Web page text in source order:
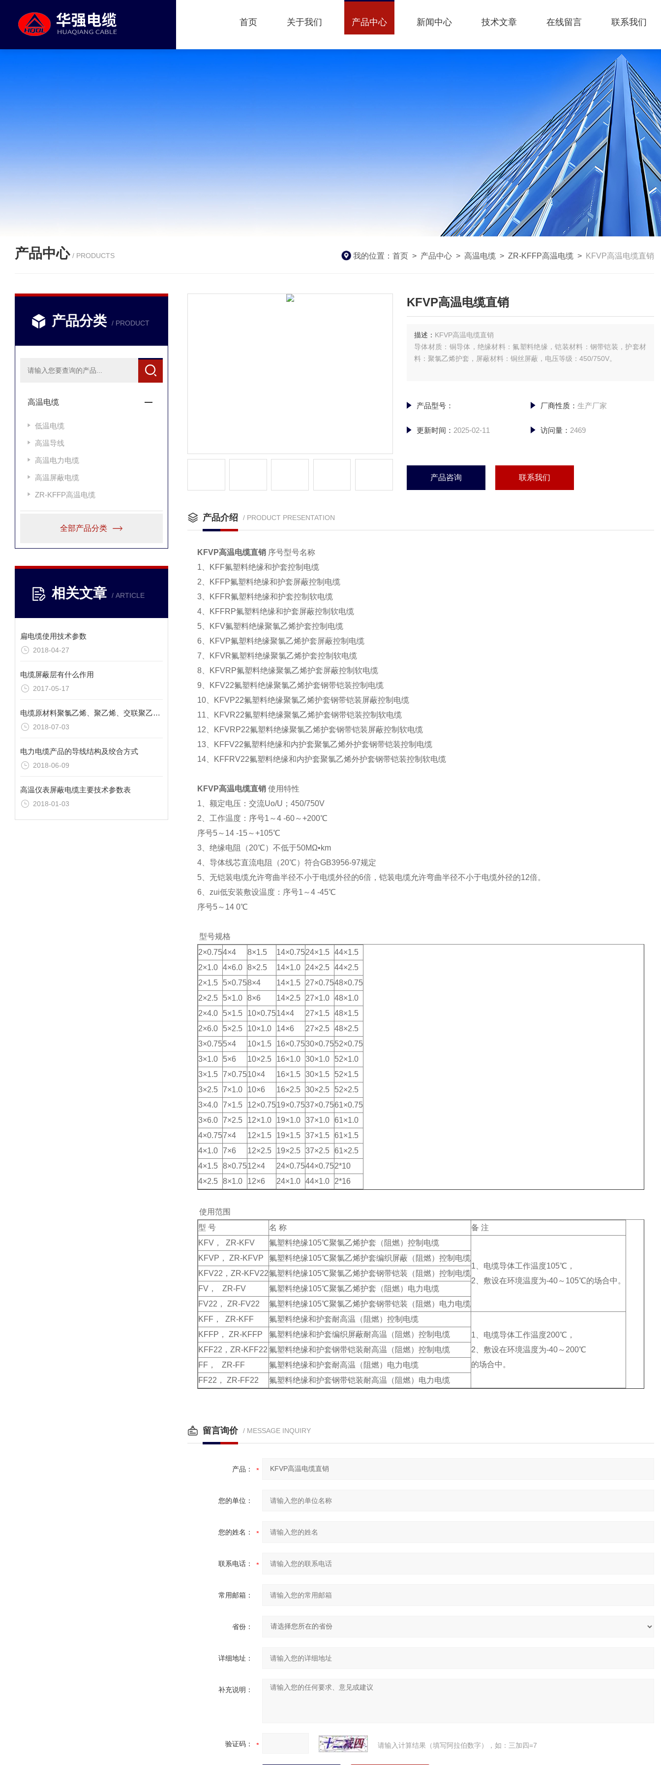
首页 关于我们 产品中心 新闻中心 技术文章 在线留言 联系我们
产品中心 / PRODUCTS 我的位置： 首页 > 产品中心 > 高温电缆 > ZR-KFFP高温电缆 > KFVP高温电缆直销
产品分类 / PRODUCT
高温电缆
低温电缆
高温导线
高温电力电缆
高温屏蔽电缆
ZR-KFFP高温电缆
全部产品分类
相关文章 / ARTICLE
扁电缆使用技术参数
2018-04-27
电缆屏蔽层有什么作用
2017-05-17
电缆原材料聚氯乙烯、聚乙烯、交联聚乙烯三者的区别
2018-07-03
电力电缆产品的导线结构及绞合方式
2018-06-09
高温仪表屏蔽电缆主要技术参数表
2018-01-03
KFVP高温电缆直销
描述： KFVP高温电缆直销
导体材质：铜导体，绝缘材料：氟塑料绝缘，铠装材料：钢带铠装，护套材
料：聚氯乙烯护套，屏蔽材料：铜丝屏蔽，电压等级：450/750V。
产品型号： 厂商性质： 生产厂家
更新时间： 2025-02-11 访问量： 2469
产品咨询 联系我们
产品介绍 / PRODUCT PRESENTATION
KFVP高温电缆直销 序号型号名称
1、KFF氟塑料绝缘和护套控制电缆
2、KFFP氟塑料绝缘和护套屏蔽控制电缆
3、KFFR氟塑料绝缘和护套控制软电缆
4、KFFRP氟塑料绝缘和护套屏蔽控制软电缆
5、KFV氟塑料绝缘聚氯乙烯护套控制电缆
6、KFVP氟塑料绝缘聚氯乙烯护套屏蔽控制电缆
7、KFVR氟塑料绝缘聚氯乙烯护套控制软电缆
8、KFVRP氟塑料绝缘聚氯乙烯护套屏蔽控制软电缆
9、KFV22氟塑料绝缘聚氯乙烯护套钢带铠装控制电缆
10、KFVP22氟塑料绝缘聚氯乙烯护套钢带铠装屏蔽控制电缆
11、KFVR22氟塑料绝缘聚氯乙烯护套钢带铠装控制软电缆
12、KFVRP22氟塑料绝缘聚氯乙烯护套钢带铠装屏蔽控制软电缆
13、KFFV22氟塑料绝缘和内护套聚氯乙烯外护套钢带铠装控制电缆
14、KFFRV22氟塑料绝缘和内护套聚氯乙烯外护套钢带铠装控制软电缆
KFVP高温电缆直销 使用特性
1、额定电压：交流Uo/U；450/750V
2、工作温度：序号1～4 -60～+200℃
序号5～14 -15～+105℃
3、绝缘电阻（20℃）不低于50MΩ•km
4、导体线芯直流电阻（20℃）符合GB3956-97规定
5、无铠装电缆允许弯曲半径不小于电缆外径的6倍，铠装电缆允许弯曲半径不小于电缆外径的12倍。
6、zui低安装敷设温度：序号1～4 -45℃
序号5～14 0℃
型号规格
2×0.754×4 8×1.5 14×0.7524×1.5 44×1.5
2×1.0 4×6.0 8×2.5 14×1.0 24×2.5 44×2.5
2×1.5
5×0.758×4 14×1.5 27×0.7548×0.75
2×2.5
5×1.0 8×6 14×2.5 27×1.0 48×1.0
2×4.0
5×1.5 10×0.7514×4 27×1.5 48×1.5
2×6.0
5×2.5 10×1.0 14×6 27×2.5 48×2.5
3×0.755×4 10×1.5 16×0.7530×0.7552×0.75
3×1.0
5×6 10×2.5 16×1.0 30×1.0
52×1.0
3×1.5 7×0.7510×4 16×1.5 30×1.5
52×1.5
3×2.5 7×1.0 10×6 16×2.5 30×2.5
52×2.5
3×4.0 7×1.5 12×0.7519×0.7537×0.7561×0.75
3×6.0 7×2.5 12×1.0 19×1.0 37×1.0 61×1.0
4×0.757×4 12×1.5 19×1.5 37×1.5 61×1.5
4×1.0 7×6 12×2.5 19×2.5 37×2.5 61×2.5
4×1.5 8×0.7512×4 24×0.7544×0.752*10
4×2.5 8×1.0 12×6 24×1.0 44×1.0 2*16
使用范围
型 号
名 称
备 注
KFV， ZR-KFV
氟塑料绝缘105℃聚氯乙烯护套（阻燃）控制电缆
1、电缆导体工作温度105℃，
2、敷设在环境温度为-40～105℃的场合中。
KFVP， ZR-KFVP
氟塑料绝缘105℃聚氯乙烯护套编织屏蔽（阻燃）控制电缆
KFV22，ZR-KFV22氟塑料绝缘105℃聚氯乙烯护套钢带铠装（阻燃）控制电缆
FV， ZR-FV
氟塑料绝缘105℃聚氯乙烯护套（阻燃）电力电缆
FV22， ZR-FV22
氟塑料绝缘105℃聚氯乙烯护套钢带铠装（阻燃）电力电缆
KFF， ZR-KFF
氟塑料绝缘和护套耐高温（阻燃）控制电缆
1、电缆导体工作温度200℃，
2、敷设在环境温度为-40～200℃
的场合中。
KFFP， ZR-KFFP
氟塑料绝缘和护套编织屏蔽耐高温（阻燃）控制电缆
KFF22，ZR-KFF22 氟塑料绝缘和护套钢带铠装耐高温（阻燃）控制电缆
FF， ZR-FF
氟塑料绝缘和护套耐高温（阻燃）电力电缆
FF22， ZR-FF22
氟塑料绝缘和护套钢带铠装耐高温（阻燃）电力电缆
留言询价 / MESSAGE INQUIRY
产品：
您的单位：
您的姓名：
联系电话：
常用邮箱：
省份：
详细地址：
补充说明：
验证码： 请输入计算结果（填写阿拉伯数字），如：三加四=7